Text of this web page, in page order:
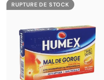
RUPTURE DE STOCK